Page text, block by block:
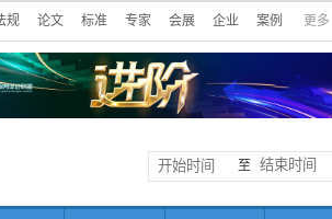
规 论文 标准 专家 会展 企业 案例 更多
至